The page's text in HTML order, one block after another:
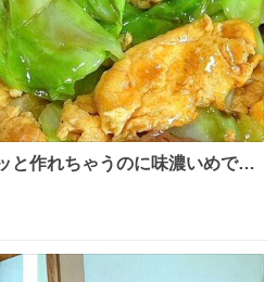
と作れちゃうのに味濃いめで満